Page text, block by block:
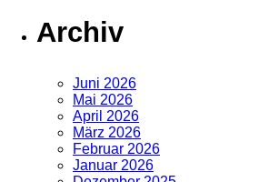
Archiv
Juni 2026
Mai 2026
April 2026
März 2026
Februar 2026
Januar 2026